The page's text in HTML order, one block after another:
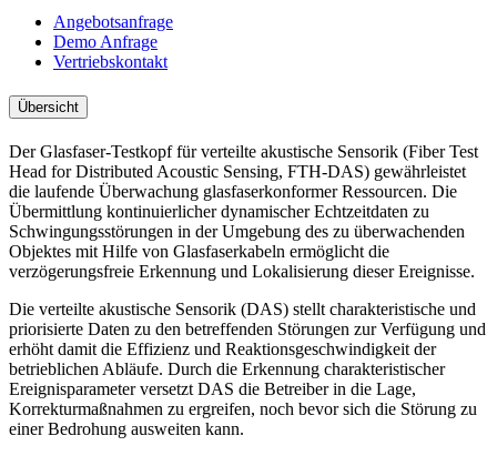
Angebotsanfrage
Demo Anfrage
Vertriebskontakt
Übersicht
Der Glasfaser-Testkopf für verteilte akustische Sensorik (Fiber Test
Head for Distributed Acoustic Sensing, FTH-DAS) gewährleistet
die laufende Überwachung glasfaserkonformer Ressourcen. Die
Übermittlung kontinuierlicher dynamischer Echtzeitdaten zu
Schwingungsstörungen in der Umgebung des zu überwachenden
Objektes mit Hilfe von Glasfaserkabeln ermöglicht die
verzögerungsfreie Erkennung und Lokalisierung dieser Ereignisse.
Die verteilte akustische Sensorik (DAS) stellt charakteristische und
priorisierte Daten zu den betreffenden Störungen zur Verfügung und
erhöht damit die Effizienz und Reaktionsgeschwindigkeit der
betrieblichen Abläufe. Durch die Erkennung charakteristischer
Ereignisparameter versetzt DAS die Betreiber in die Lage,
Korrekturmaßnahmen zu ergreifen, noch bevor sich die Störung zu
einer Bedrohung ausweiten kann.